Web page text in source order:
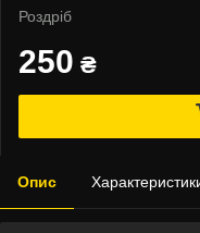
Роздріб
250 ₴
Опис